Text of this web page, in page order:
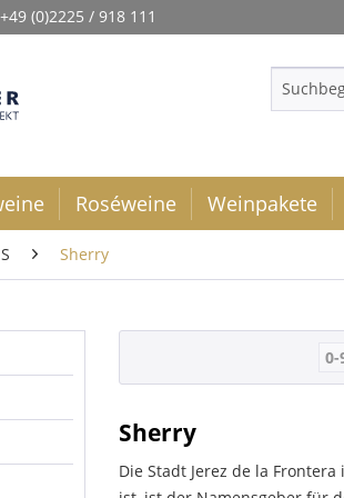
+49 (0)2225 / 918 111
Roséweine Weinpakete
S Sherry
0-
Sherry
Die Stadt Jerez de la